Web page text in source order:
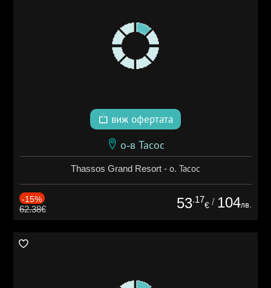
виж офертата
о-в Тасос
Thassos Grand Resort - о. Тасос
-15%
62.38€ 53.17
€ / 104лв.